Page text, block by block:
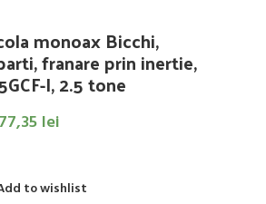
monoax Bicchi,
franare prin inertie,
I, 2.5 tone
lei
to wishlist